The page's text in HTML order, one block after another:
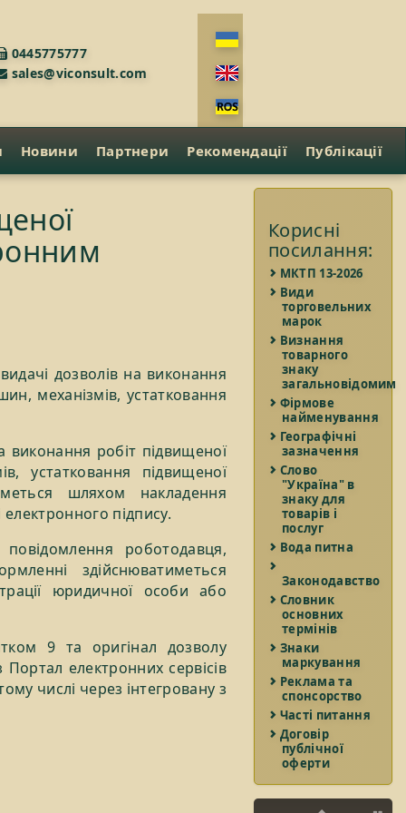
0445775777
sales@viconsult.com
Новини Партнери Рекомендації Публікації
дозволів на виконання
механізмів, устатковання
робіт підвищеної
устатковання підвищеної
шляхом накладення
підпису.
роботодавця,
здійснюватиметься
юридичної особи або
9 та оригінал дозволу
електронних сервісів
числі через інтегровану з
Корисні
посилання:
МКТП 13-2026
Види
торговельних
марок
Визнання
товарного
знаку
загальновідомим
Фірмове
найменування
Географічні
зазначення
Слово
"Україна" в
знаку для
товарів і
послуг
Вода питна
Законодавство
Словник
основних
термінів
Знаки
маркування
Реклама та
спонсорство
Часті питання
Договір
публічної
оферти